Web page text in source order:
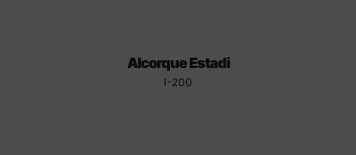
Alcorque Estadi
I-200